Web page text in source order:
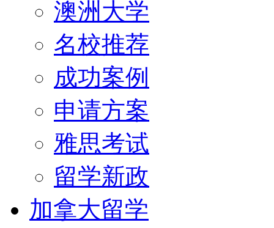
澳洲大学
名校推荐
成功案例
申请方案
雅思考试
留学新政
加拿大留学